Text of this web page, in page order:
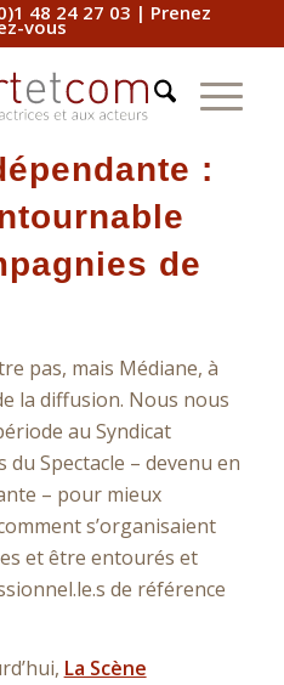
48 24 27 03 | Prenez
vous
:
de
pas, mais Médiane, à
la diffusion. Nous nous
au Syndicat
Spectacle – devenu en
– pour mieux
s’organisaient
et être entourés et
de référence
La Scène